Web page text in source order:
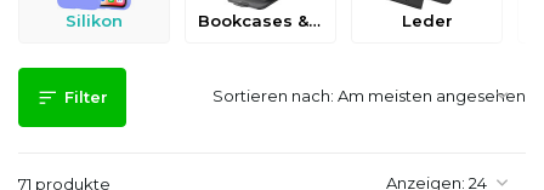
Silikon Bookcases & Flip Cases Leder
Filter
71 produkte Anzeigen:
Sortieren nach: